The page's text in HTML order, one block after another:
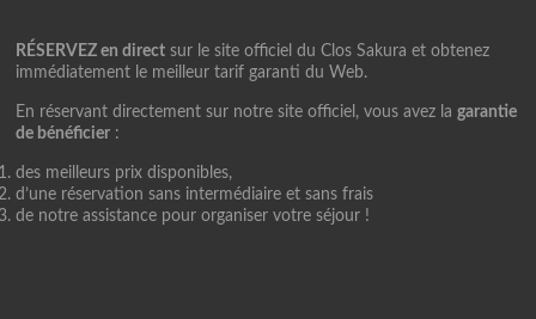
RÉSERVEZ en direct sur le site officiel du Clos Sakura et obtenez
immédiatement le meilleur tarif garanti du Web.
En réservant directement sur notre site officiel, vous avez lagarantie
de bénéficier :
des meilleurs prix disponibles,
d’une réservation sans intermédiaire et sans frais
de notre assistance pour organiser votre séjour !